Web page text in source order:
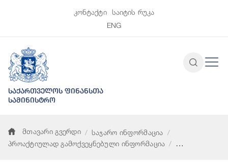
კონტაქტი
საიტის რუკა
ENG
საქართველოს ფინანსთა
სამინისტრო
მთავარი გვერდი
საჯარო ინფორმაცია
პროაქტიულად გამოქვეყნებული ინფორმაცია